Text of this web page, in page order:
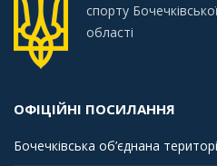
спорту
області
ОФІЦІЙНІ ПОСИЛАННЯ
Бочечківська об’єднана